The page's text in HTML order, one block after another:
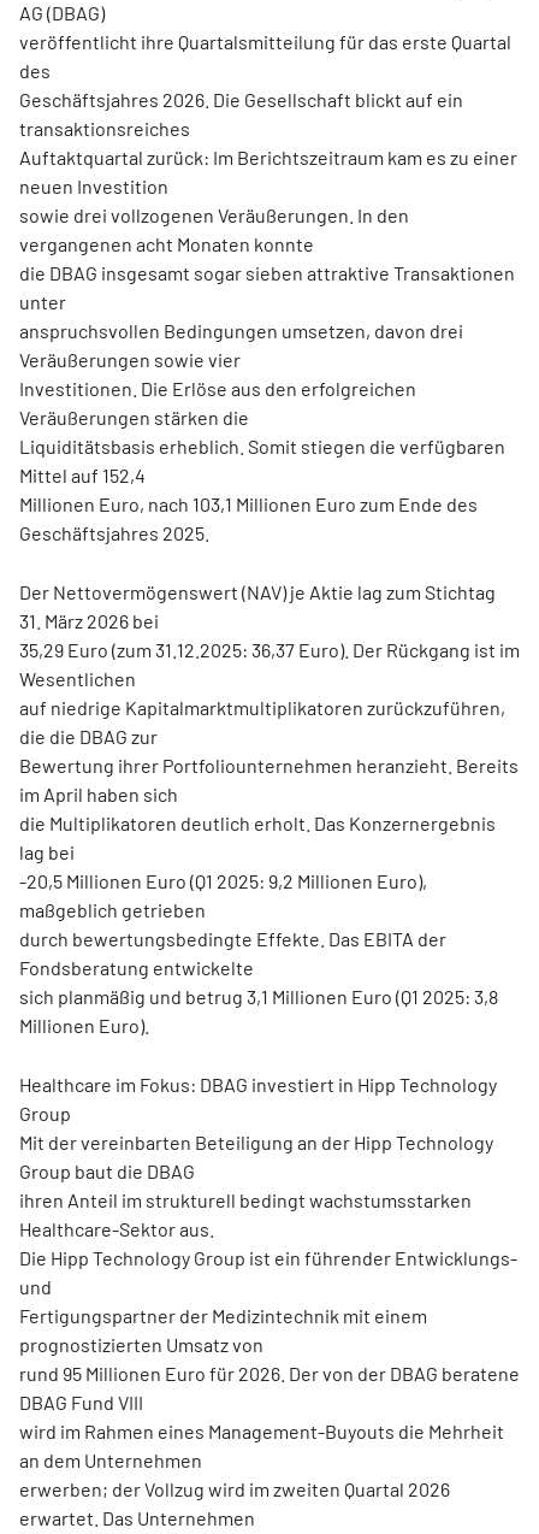
AG (DBAG)
veröffentlicht ihre Quartalsmitteilung für das erste Quartal
des
Geschäftsjahres 2026. Die Gesellschaft blickt auf ein
transaktionsreiches
Auftaktquartal zurück: Im Berichtszeitraum kam es zu einer
neuen Investition
sowie drei vollzogenen Veräußerungen. In den
vergangenen acht Monaten konnte
die DBAG insgesamt sogar sieben attraktive Transaktionen
unter
anspruchsvollen Bedingungen umsetzen, davon drei
Veräußerungen sowie vier
Investitionen. Die Erlöse aus den erfolgreichen
Veräußerungen stärken die
Liquiditätsbasis erheblich. Somit stiegen die verfügbaren
Mittel auf 152,4
Millionen Euro, nach 103,1 Millionen Euro zum Ende des
Geschäftsjahres 2025.
Der Nettovermögenswert (NAV) je Aktie lag zum Stichtag
31. März 2026 bei
35,29 Euro (zum 31.12.2025: 36,37 Euro). Der Rückgang ist im
Wesentlichen
auf niedrige Kapitalmarktmultiplikatoren zurückzuführen,
die die DBAG zur
Bewertung ihrer Portfoliounternehmen heranzieht. Bereits
im April haben sich
die Multiplikatoren deutlich erholt. Das Konzernergebnis
lag bei
-20,5 Millionen Euro (Q1 2025: 9,2 Millionen Euro),
maßgeblich getrieben
durch bewertungsbedingte Effekte. Das EBITA der
Fondsberatung entwickelte
sich planmäßig und betrug 3,1 Millionen Euro (Q1 2025: 3,8
Millionen Euro).
Healthcare im Fokus: DBAG investiert in Hipp Technology
Group
Mit der vereinbarten Beteiligung an der Hipp Technology
Group baut die DBAG
ihren Anteil im strukturell bedingt wachstumsstarken
Healthcare-Sektor aus.
Die Hipp Technology Group ist ein führender Entwicklungs-
und
Fertigungspartner der Medizintechnik mit einem
prognostizierten Umsatz von
rund 95 Millionen Euro für 2026. Der von der DBAG beratene
DBAG Fund VIII
wird im Rahmen eines Management-Buyouts die Mehrheit
an dem Unternehmen
erwerben; der Vollzug wird im zweiten Quartal 2026
erwartet. Das Unternehmen